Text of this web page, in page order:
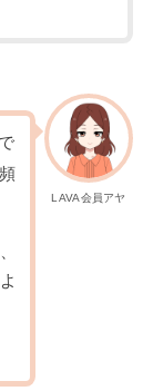
LAVA会員アヤ